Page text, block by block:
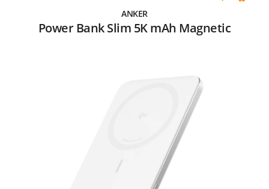
ANKER
Power Bank Slim 5K mAh Magnetic